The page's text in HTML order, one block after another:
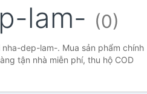
lam- (0)
dep-lam-. Mua sản phẩm chính
tận nhà miễn phí, thu hộ COD